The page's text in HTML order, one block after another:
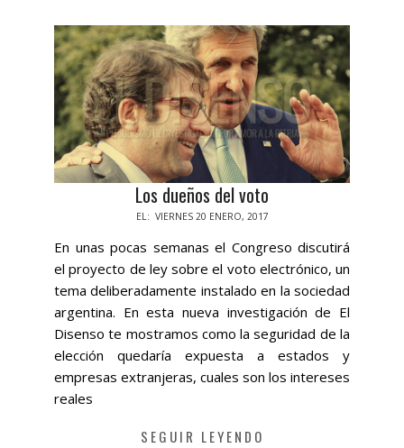
Los dueños del voto
EL: VIERNES 20 ENERO, 2017
En unas pocas semanas el Congreso discutirá
el proyecto de ley sobre el voto electrónico, un
tema deliberadamente instalado en la sociedad
argentina. En esta nueva investigación de El
Disenso te mostramos como la seguridad de la
elección quedaría expuesta a estados y
empresas extranjeras, cuales son los intereses
reales
SEGUIR LEYENDO